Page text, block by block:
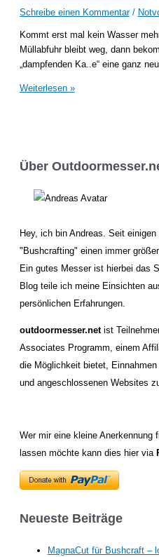
Schreibe einen Kommentar /
Kommt erst mal kein Wasser
Müllabfuhr bleibt weg, dann
„dampfenden Ka..e“ eine ganz
Hygiene-
–
bevorraten
sollte
Weiterlesen »
Über
Hey, ich bin Andreas. Seit
"Bushcrafting" einen immer
Ein gutes Messer ist hierbei das
Blog teile ich meine Einsichten
persönlichen Erfahrungen.
outdoormesser.netist
Associates Programm, einem
die Möglichkeit bietet,
und angeschlossenen Websites
Wer mir eine kleine Anerkennung
lassen möchte kann dies hier via
Neueste Beiträge
MagnaCut für Bushcraft –